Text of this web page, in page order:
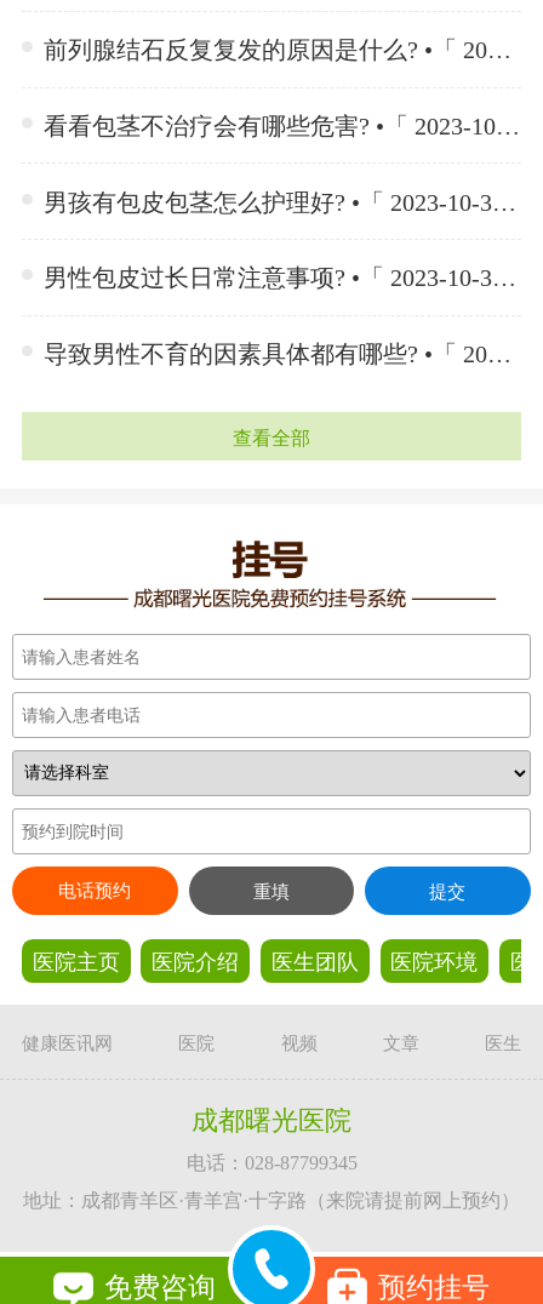
前列腺结石反复复发的原因是什么? •「 2023-11-10 」
看看包茎不治疗会有哪些危害? •「 2023-10-30 」
男孩有包皮包茎怎么护理好? •「 2023-10-30 」
男性包皮过长日常注意事项? •「 2023-10-30 」
导致男性不育的因素具体都有哪些? •「 2023-10-23 」
查看全部
电话预约 重填 提交
医院主页 医院介绍 医生团队 医院环境 医
健康医讯网 医院 视频 文章 医生
成都曙光医院
电话：028-87799345
地址：成都青羊区·青羊宫·十字路（来院请提前网上预约）
免费咨询 预约挂号